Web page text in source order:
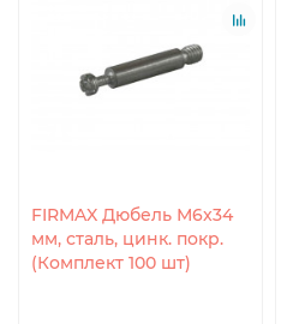
FIRMAX Дюбель М6x34
мм, сталь, цинк. покр.
(Комплект 100 шт)